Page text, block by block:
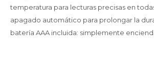
temperatura para lecturas precisas en
apagado automático para prolongar la
batería AAA incluida: simplemente